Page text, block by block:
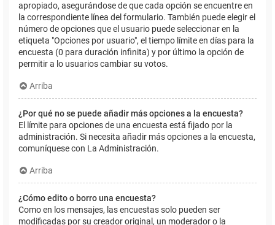
apropiado, asegurándose de que cada opción se encuentre en
la correspondiente línea del formulario. También puede elegir el
número de opciones que el usuario puede seleccionar en la
etiqueta "Opciones por usuario", el tiempo límite en días para la
encuesta (0 para duración infinita) y por último la opción de
permitir a lo usuarios cambiar su votos.
Arriba
¿Por qué no se puede añadir más opciones a la encuesta?
El límite para opciones de una encuesta está fijado por la
administración. Si necesita añadir más opciones a la encuesta,
comuníquese con La Administración.
Arriba
¿Cómo edito o borro una encuesta?
Como en los mensajes, las encuestas solo pueden ser
modificadas por su creador original, un moderador o la